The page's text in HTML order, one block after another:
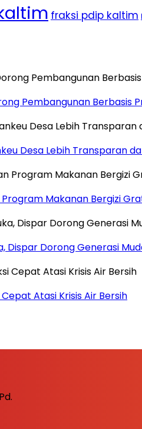
fraksi pdip kaltim
Pembangunan Berbasis
Desa Lebih Transparan
Makanan Bergizi
Dispar Dorong Generasi
Atasi Krisis Air Bersih